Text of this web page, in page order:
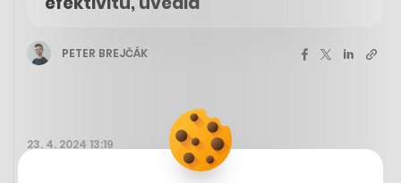
PETER BREJČÁK
23. 4. 2024 13:19